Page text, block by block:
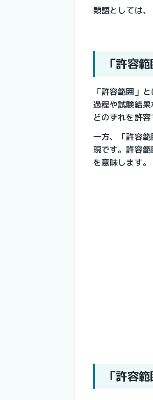
類語としては
「許容
「許容範囲」
過程や試験結
どのずれを許
一方、「許容
現です。許容
を意味します。
「許容